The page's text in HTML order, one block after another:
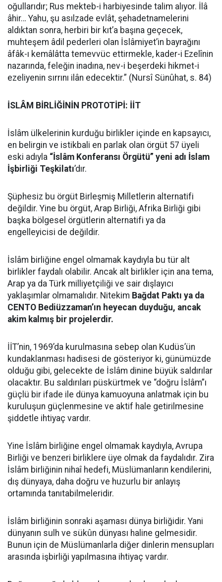
oğullarıdır; Rus mekteb-i harbiyesinde talim alıyor. İlâ
âhir… Yahu, şu asılzade evlât, şehadetnamelerini
aldıktan sonra, herbiri bir kıt’a başına geçecek,
muhteşem âdil pederleri olan İslâmiyet’in bayrağını
âfâk-ı kemâlâtta temevvüc ettirmekle, kader-i Ezelînin
nazarında, feleğin inadına, nev-i beşerdeki hikmet-i
ezeliyenin sırrını ilân edecektir.” (Nursî Sünûhat, s. 84)
İSLÂM BİRLİĞİNİN PROTOTİPİ: İİT
İslâm ülkelerinin kurduğu birlikler içinde en kapsayıcı,
en belirgin ve istikbali en parlak olan örgüt 57 üyeli
eski adıyla “İslâm Konferansı Örgütü” yeni adı İslam
İşbirliği Teşkilatı’dır.
Şüphesiz bu örgüt Birleşmiş Milletlerin alternatifi
değildir. Yine bu örgüt, Arap Birliği, Afrika Birliği gibi
başka bölgesel örgütlerin alternatifi ya da
engelleyicisi de değildir.
İslâm birliğine engel olmamak kaydıyla bu tür alt
birlikler faydalı olabilir. Ancak alt birlikler için ana tema,
Arap ya da Türk milliyetçiliği ve sair dışlayıcı
yaklaşımlar olmamalıdır. Nitekim Bağdat Paktı ya da
CENTO Bediüzzaman’ın heyecan duyduğu, ancak
akim kalmış bir projelerdir.
İİT’nin, 1969’da kurulmasına sebep olan Kudüs’ün
kundaklanması hadisesi de gösteriyor ki, günümüzde
olduğu gibi, gelecekte de İslâm dinine büyük saldırılar
olacaktır. Bu saldırıları püskürtmek ve “doğru İslâm”ı
güçlü bir ifade ile dünya kamuoyuna anlatmak için bu
kuruluşun güçlenmesine ve aktif hale getirilmesine
şiddetle ihtiyaç vardır.
Yine İslâm birliğine engel olmamak kaydıyla, Avrupa
Birliği ve benzeri birliklere üye olmak da faydalıdır. Zira
İslâm birliğinin nihaî hedefi, Müslümanların kendilerini,
dış dünyaya, daha doğru ve huzurlu bir anlayış
ortamında tanıtabilmeleridir.
İslâm birliğinin sonraki aşaması dünya birliğidir. Yani
dünyanın sulh ve sükûn dünyası haline gelmesidir.
Bunun için de Müslümanlarla diğer dinlerin mensupları
arasında işbirliği yapılmasına ihtiyaç vardır.